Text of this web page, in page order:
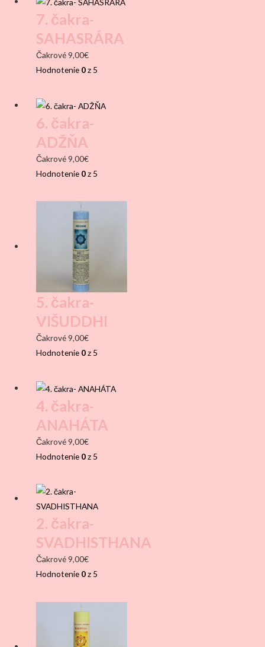
7. čakra-
SAHASRÁRA
Čakrové9,00€
Hodnotenie 0z 5
6. čakra-
ADŽŇA
Čakrové9,00€
Hodnotenie 0z 5
5. čakra-
VIŠUDDHI
Čakrové9,00€
Hodnotenie 0z 5
4. čakra-
ANAHÁTA
Čakrové9,00€
Hodnotenie 0z 5
2. čakra-
SVADHISTHANA
Čakrové9,00€
Hodnotenie 0z 5